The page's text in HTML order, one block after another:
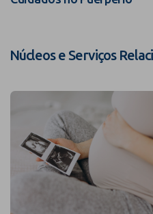
Núcleos e Serviços